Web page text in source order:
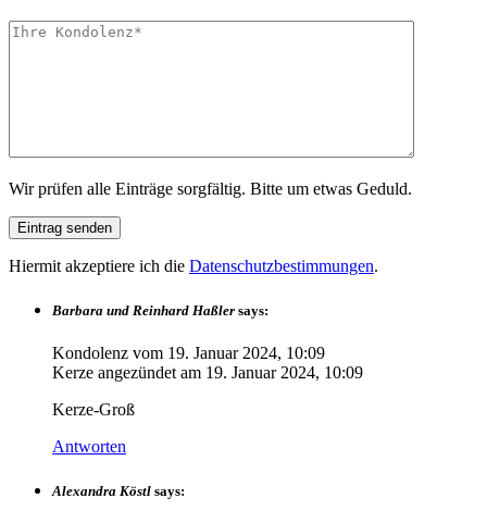
Wir prüfen alle Einträge sorgfältig. Bitte um etwas Geduld.
Hiermit akzeptiere ich die Datenschutzbestimmungen.
Barbara und Reinhard Haßler says:
Kondolenz vom 19. Januar 2024, 10:09
Kerze angezündet am 19. Januar 2024, 10:09
Kerze-Groß
Antworten
Alexandra Köstl says: